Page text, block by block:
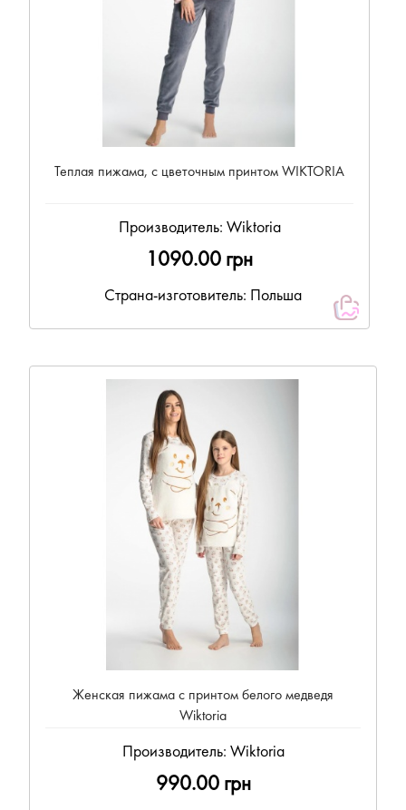
Теплая пижама, с цветочным принтом WIKTORIA
Производитель: Wiktoria
1090.00 грн
Страна-изготовитель: Польша
Женская пижама с принтом белого медведя
Wiktoria
Производитель: Wiktoria
990.00 грн